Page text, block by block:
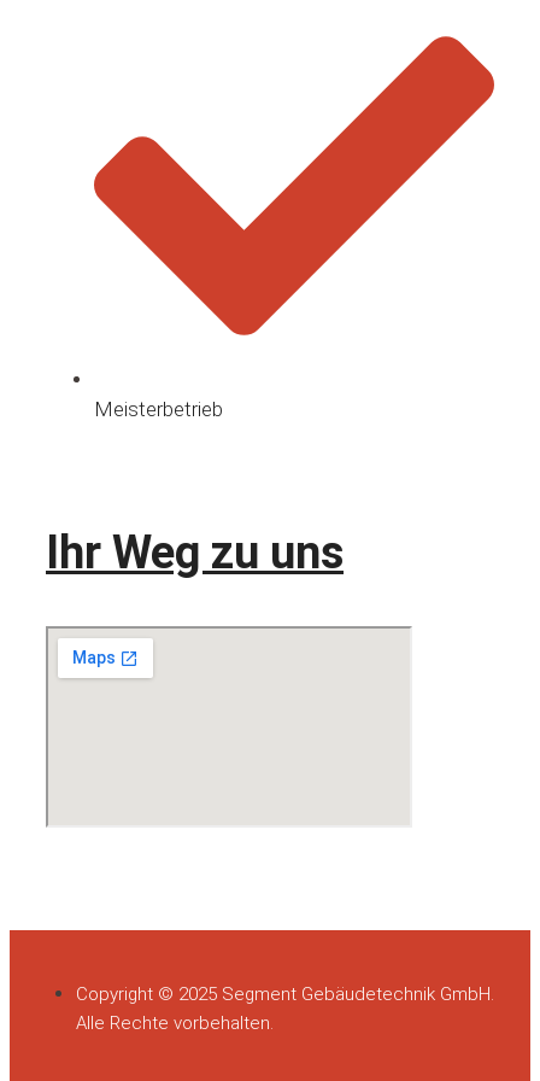
Meisterbetrieb
Ihr Weg zu uns
Copyright © 2025 Segment Gebäudetechnik GmbH.
Alle Rechte vorbehalten.